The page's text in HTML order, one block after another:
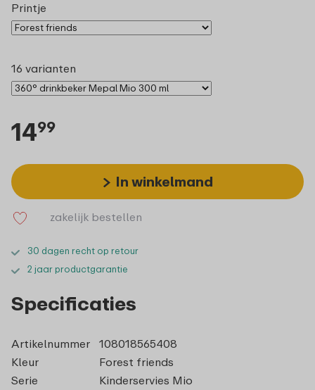
Printje
16 varianten
1499
In winkelmand
zakelijk bestellen
30 dagen recht op retour
2 jaar productgarantie
Specificaties
Artikelnummer
108018565408
Kleur
Forest friends
Serie
Kinderservies Mio